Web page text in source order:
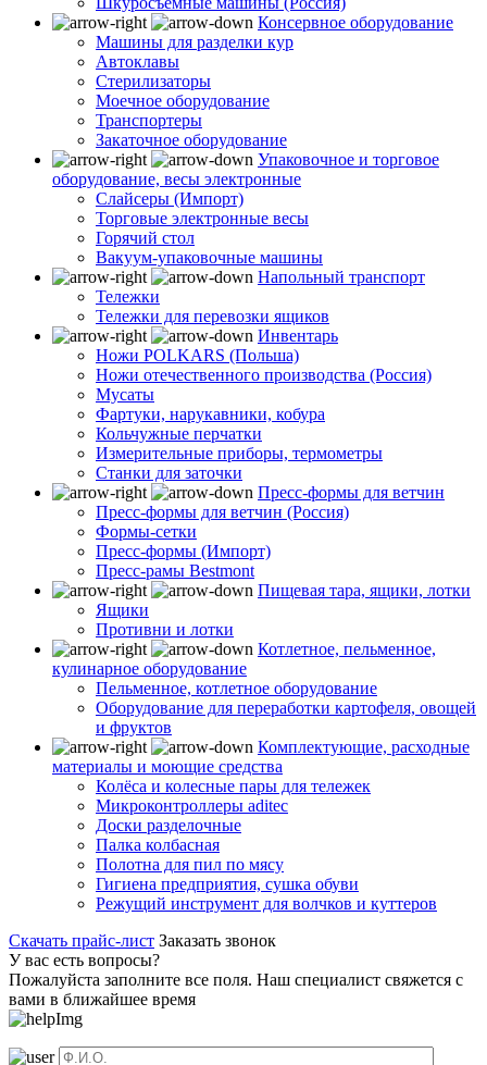
Консервное оборудование
Машины для разделки кур
Автоклавы
Стерилизаторы
Моечное оборудование
Транспортеры
Закаточное оборудование
Упаковочное и торговое
оборудование, весы электронные
Слайсеры (Импорт)
Торговые электронные весы
Горячий стол
Вакуум-упаковочные машины
Напольный транспорт
Тележки
Тележки для перевозки ящиков
Инвентарь
Ножи POLKARS (Польша)
Ножи отечественного производства (Россия)
Мусаты
Фартуки, нарукавники, кобура
Кольчужные перчатки
Измерительные приборы, термометры
Станки для заточки
Пресс-формы для ветчин
Пресс-формы для ветчин (Россия)
Формы-сетки
Пресс-формы (Импорт)
Пресс-рамы Bestmont
Пищевая тара, ящики, лотки
Ящики
Противни и лотки
Котлетное, пельменное,
кулинарное оборудование
Пельменное, котлетное оборудование
Оборудование для переработки картофеля, овощей
и фруктов
Комплектующие, расходные
материалы и моющие средства
Колёса и колесные пары для тележек
Микроконтроллеры aditec
Доски разделочные
Палка колбасная
Полотна для пил по мясу
Гигиена предприятия, сушка обуви
Режущий инструмент для волчков и куттеров
Скачать прайс-лист Заказать звонок
У вас есть вопросы?
Пожалуйста заполните все поля. Наш специалист свяжется с
вами в ближайшее время